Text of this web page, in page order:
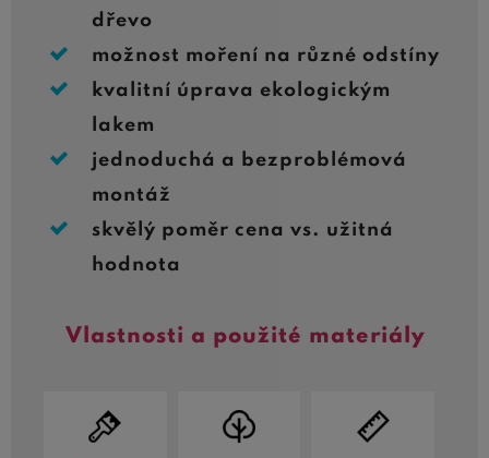
dřevo
možnost moření na různé odstíny
kvalitní úprava ekologickým
lakem
jednoduchá a bezproblémová
montáž
skvělý poměr cena vs. užitná
hodnota
Vlastnosti a použité materiály